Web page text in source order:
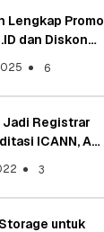
Lengkap Promo
dan Diskon
6
Jadi Registrar
ICANN, Apa
3
untuk